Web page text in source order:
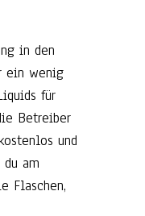
in den
ein wenig
für
Betreiber
und
am
Flaschen,